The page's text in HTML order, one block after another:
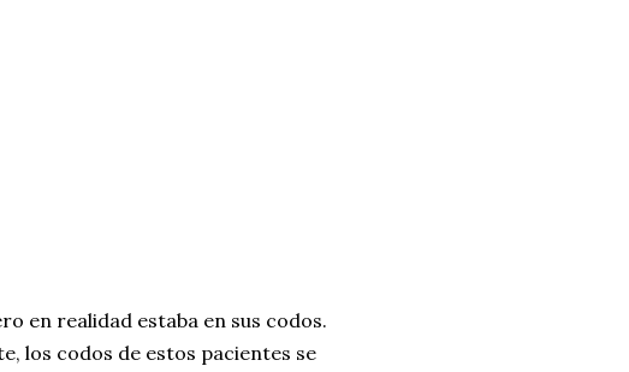
en realidad estaba en sus codos.
los codos de estos pacientes se